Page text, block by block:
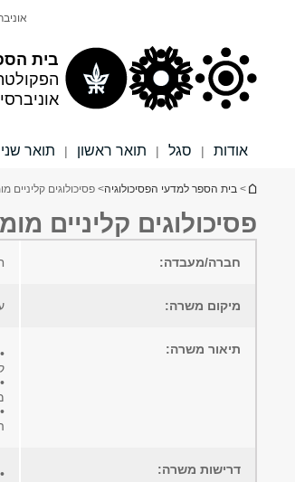
בית
אודות | סגל | תואר ראשון | תואר שני
הינך נמצא כאן
> בית הספר למדעי הפסיכולוגיה> פסיכולוגים קליניים
פסיכולוגים קליניים
חברה/מעבדה:
מיקום משרה:
תיאור משרה:
דרישות משרה: